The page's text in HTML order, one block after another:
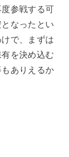
参戦する可
なったとい
で、まずは
を決め込む
ありえるか